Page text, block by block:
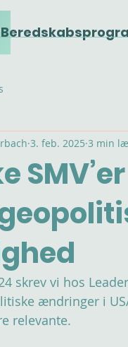
3. feb. 2025 3 min
skrev vi hos
ændringer i
relevante.